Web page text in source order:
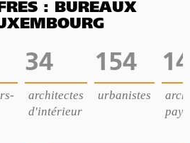
: BUREAUX
34
architectes
d'intérieur
154
urbanistes
14